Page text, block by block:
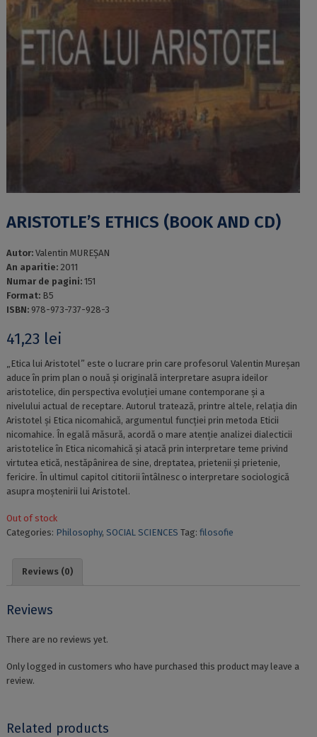
ARISTOTLE’S ETHICS (BOOK AND CD)
Autor: Valentin MUREȘAN
An aparitie: 2011
Numar de pagini: 151
Format: B5
ISBN: 978-973-737-928-3
41,23 lei
„Etica lui Aristotel” este o lucrare prin care profesorul Valentin Mureșan
aduce în prim plan o nouă și originală interpretare asupra ideilor
aristotelice, din perspectiva evoluției umane contemporane și a
nivelului actual de receptare. Autorul tratează, printre altele, relația din
Aristotel și Etica nicomahică, argumentul funcției prin metoda Eticii
nicomahice. În egală măsură, acordă o mare atenție analizei dialecticii
aristotelice în Etica nicomahică și atacă prin interpretare teme privind
virtutea etică, nestăpânirea de sine, dreptatea, prietenii și prietenie,
fericire. În ultimul capitol cititorii întâlnesc o interpretare sociologică
asupra moștenirii lui Aristotel.
Out of stock
Categories: Philosophy, SOCIAL SCIENCES Tag: filosofie
Reviews (0)
Reviews
There are no reviews yet.
Only logged in customers who have purchased this product may leave a
review.
Related products